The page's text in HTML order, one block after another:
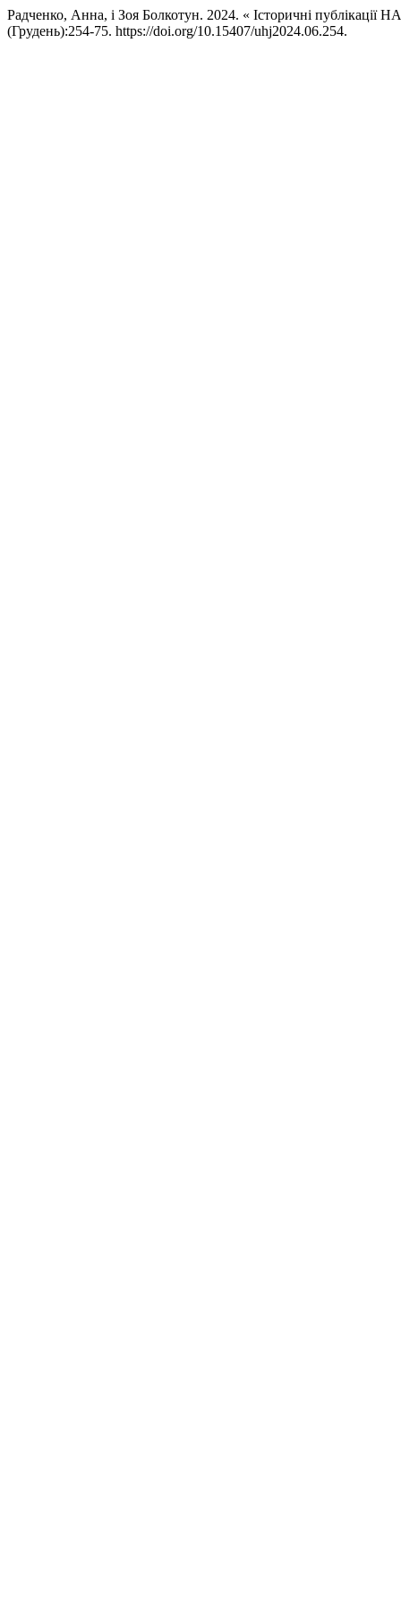
Радченко, Анна, і Зоя Болкотун. 2024. « Історичні публікації
(Грудень):254-75. https://doi.org/10.15407/uhj2024.06.254.